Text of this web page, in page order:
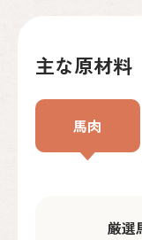
主な原材料
馬肉
厳選